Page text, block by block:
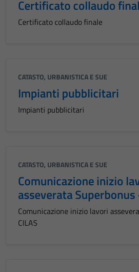
Certificato collaudo
Certificato collaudo finale
CATASTO, URBANISTICA E SUE
Impianti pubblicitari
Impianti pubblicitari
CATASTO, URBANISTICA E SUE
Comunicazione inizio
asseverata Superbonus
Comunicazione inizio lavori
CILAS